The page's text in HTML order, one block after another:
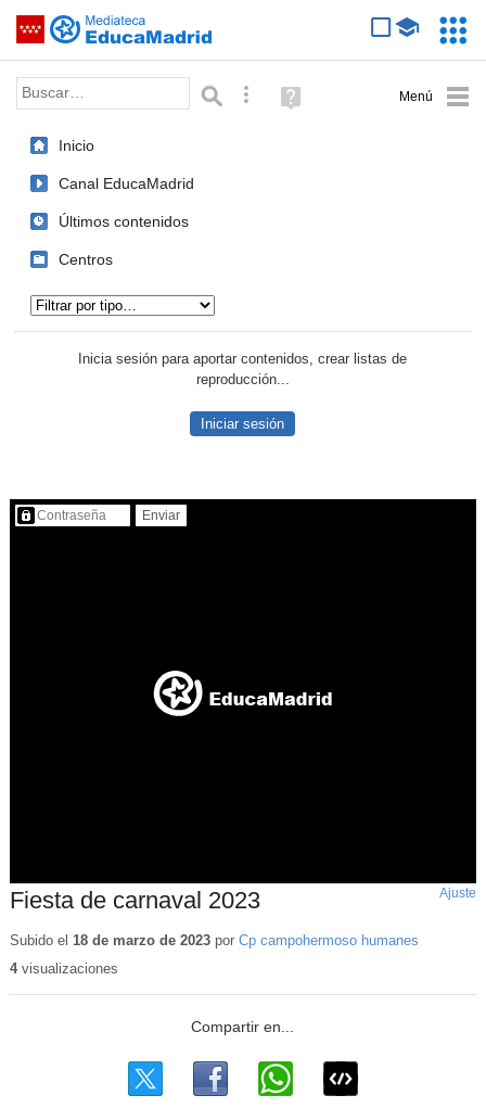
Saltar navegación
Palabra o frase: Búsqueda avanzada
Ayuda
(en
Inicio
Canal EducaMadrid
Últimos contenidos
Centros
Inicia sesión para aportar contenidos, crear listas de
reproducción...
Iniciar sesión
Contenido protegido…
Fiesta de carnaval 2023 Ajuste
Subido el 18 de marzo de 2023por Cp campohermoso humanes
4visualizaciones